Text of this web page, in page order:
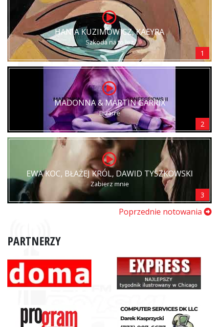
HANIA KUZIMOWICZ, KAEYRA
Szkoda na to łez
1
MADONNA & MARTIN GARRIX
Bizarre
2
EWA KOC, BŁAŻEJ KRÓL, DAWID TYSZKOWSKI
Zabierz mnie
3
Poprzednie notowania
PARTNERZY